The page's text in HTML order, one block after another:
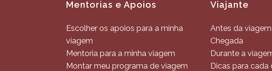
Mentorias e Apoios
Escolher os apoios para a minha
viagem
Mentoria para a minha viagem
Montar meu programa de viagem
Viajante
Antes da viagem
Chegada
Durante a
Dicas para cada